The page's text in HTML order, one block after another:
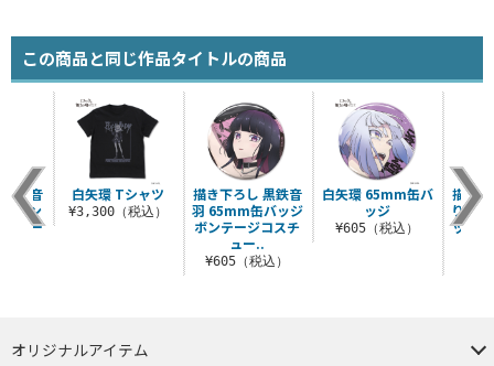
この商品と同じ作品タイトルの商品
描き下ろし 黒鉄音
羽 65mm缶バッジ
ボンテージコスチ
ュー..
¥605（税込）
白矢環 65mm缶バ
ッジ
¥605（税込）
描き
りり
ッジ
鉄音
タン
テー
白矢環 Tシャツ
¥3,300（税込）
オリジナルアイテム